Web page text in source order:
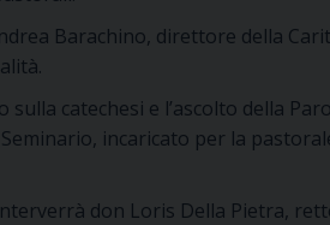
Barachino, direttore della
catechesi e l’ascolto della
incaricato per la
don Loris Della Pietra,